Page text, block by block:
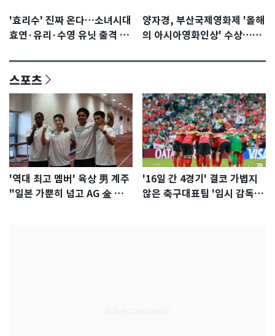
'효리수' 진짜 온다…소녀시대
효연·유리·수영 유닛 출격 [N
양자경, 부산국제영화제 '올해
의 아시아영화인상' 수상…15
스포츠
'역대 최고 멤버' 육상 男 계주
"일본 가뿐히 넘고 AG 金 따겠
'16일 간 4경기' 결코 가볍지
않은 축구대표팀 '임시 감독'